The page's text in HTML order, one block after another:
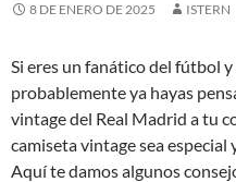
8 DE ENERO DE 2025 ISTERN
Si eres un fanático del fútbol
probablemente ya hayas
vintage del Real Madrid a tu
camiseta vintage sea especial
Aquí te damos algunos